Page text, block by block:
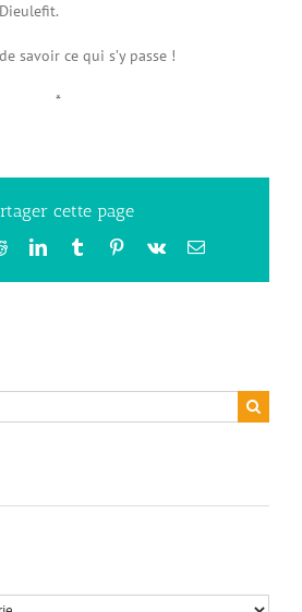
savoir ce qui s’y passe !
*
cette page
RedditLinkedInTumblrPinterest
Vk Email